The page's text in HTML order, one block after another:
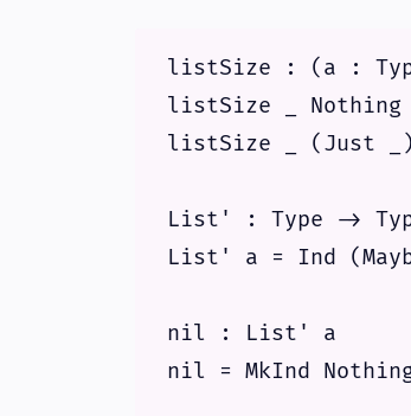
listSize : (a :
listSize _ Nothing
listSize _ (Just
List' : Type ->
List' a = Ind
nil : List' a
nil = MkInd